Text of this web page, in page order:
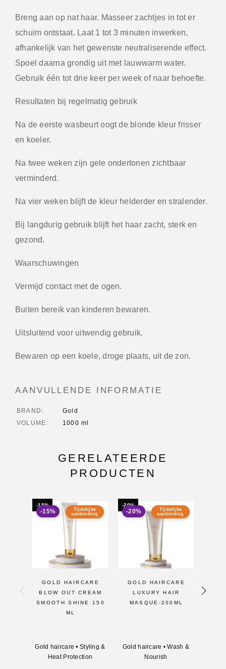
Breng aan op nat haar. Masseer zachtjes in tot er
schuim ontstaat. Laat 1 tot 3 minuten inwerken,
afhankelijk van het gewenste neutraliserende effect.
Spoel daarna grondig uit met lauwwarm water.
Gebruik één tot drie keer per week of naar behoefte.
Resultaten bij regelmatig gebruik
Na de eerste wasbeurt oogt de blonde kleur frisser
en koeler.
Na twee weken zijn gele ondertonen zichtbaar
verminderd.
Na vier weken blijft de kleur helderder en stralender.
Bij langdurig gebruik blijft het haar zacht, sterk en
gezond.
Waarschuwingen
Vermijd contact met de ogen.
Buiten bereik van kinderen bewaren.
Uitsluitend voor uitwendig gebruik.
Bewaren op een koele, droge plaats, uit de zon.
AANVULLENDE INFORMATIE
BRAND
Gold
VOLUME
1000 ml
GERELATEERDE
PRODUCTEN
-15%
Tijdelijke
aanbieding
-15%
GOLD HAIRCARE
BLOW OUT CREAM
SMOOTH SHINE 150
ML
Gold haircare •Styling &
Heat Protection
-20%
Tijdelijke
aanbieding
-20%
GOLD HAIRCARE
LUXURY HAIR
MASQUE-200ML
Gold haircare •Wash &
Nourish